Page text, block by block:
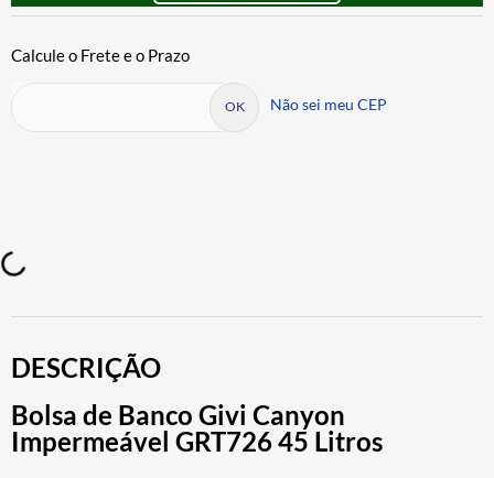
Não sei meu CEP
DESCRIÇÃO
Bolsa de Banco Givi Canyon
Impermeável GRT726 45 Litros